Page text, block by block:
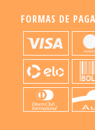
FORMAS DE